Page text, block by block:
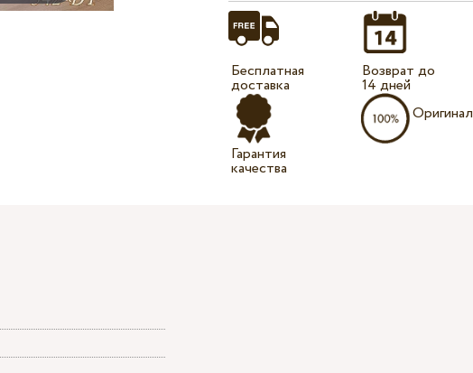
Бесплатная
доставка
Гарантия
качества
Возврат до
14 дней
Оригинал